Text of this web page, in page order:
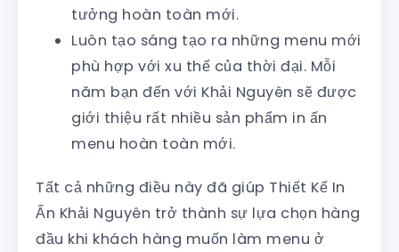
tưởng hoàn toàn mới.
Luôn tạo sáng tạo ra những menu mới
phù hợp với xu thế của thời đại. Mỗi
năm bạn đến với Khải Nguyên sẽ được
giới thiệu rất nhiều sản phẩm in ấn
menu hoàn toàn mới.
Tất cả những điều này đã giúp Thiết Kế In
Ấn Khải Nguyên trở thành sự lựa chọn hàng
đầu khi khách hàng muốn làm menu ở